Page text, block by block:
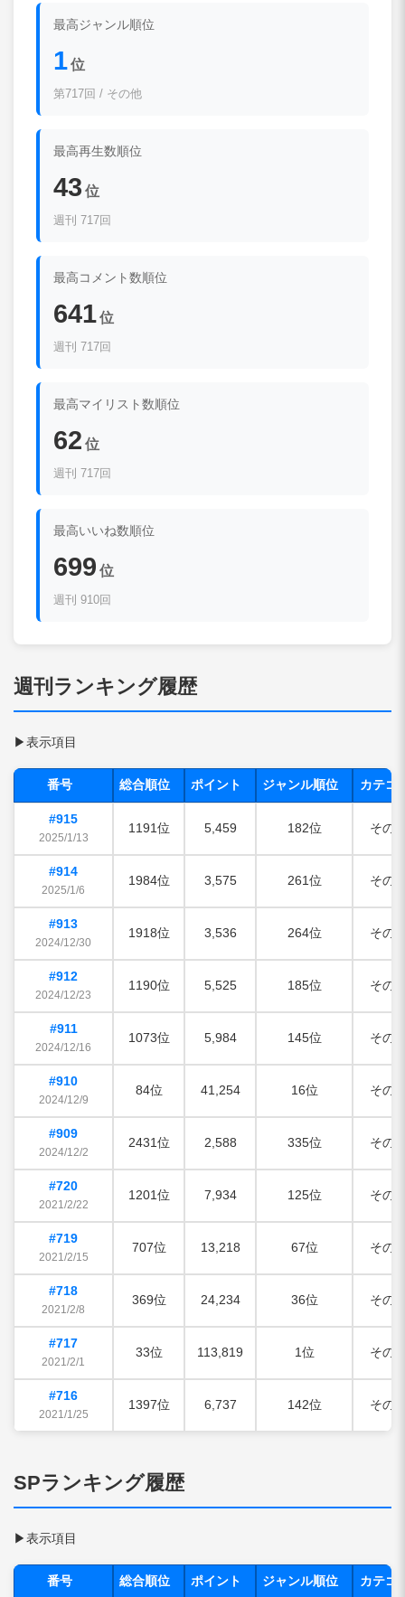
最高ジャンル順位
1位
第717回 / その他
最高再生数順位
43 位
週刊 717回
最高コメント数順位
641位
週刊 717回
最高マイリスト数順位
62 位
週刊 717回
最高いいね数順位
699 位
週刊 910回
週刊ランキング履歴
▶表示項目
番号 総合順位 ポイント ジャンル順位 カテゴ
#915
2025/1/13
1191位 5,459 182位 その
#914
2025/1/6
1984位 3,575 261位 その
#913
2024/12/30
1918位 3,536 264位 その
#912
2024/12/23
1190位 5,525 185位 その
#911
2024/12/16
1073位 5,984 145位 その
#910
2024/12/9
84位 41,254 16位 その
#909
2024/12/2
2431位 2,588 335位 その
#720
2021/2/22
1201位 7,934 125位 その
#719
2021/2/15
707位 13,218 67位 その
#718
2021/2/8
369位 24,234 36位 その
#717
2021/2/1
33位 113,819 1位 その
#716
2021/1/25
1397位 6,737 142位 その
SPランキング履歴
▶表示項目
番号 総合順位 ポイント ジャンル順位 カテゴ